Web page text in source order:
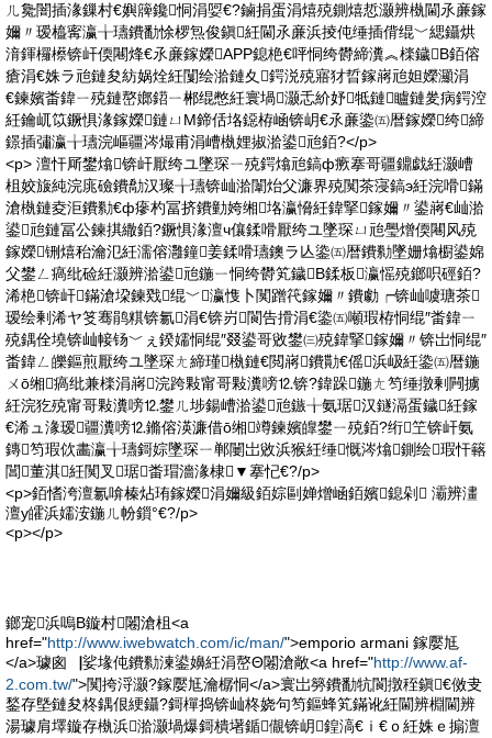
ㄦ毚闇插湪鏁村€嬩簰鑱恫涓娿€?鏀捐蛋涓熺殑鍘熺悊灏辨槸閫氶亷鎵
嬭〃瑷橀寗瀛╁瓙鐨勫悇椤炰俊鎭紝閫氶亷浜掕伅缍插偝绲﹀緦鑷烘
湇鍕欏櫒锛屽偄闀烽€氶亷鎵嬫APP鎴栬€呯恫绔欎締瀵︽檪鐬В銆傛
瘡涓€姝ラ兘鏈夋紡娲烇紝闅绘湁鏈夊鍔涚殑寤犲晢鎵嶈兘妲嬫灦涓
€鍊嬪畨鍏ㄧ殑鏈嶅嫏鍣ㄧ郴绲憋紝寰堝灏忎紒妤牴鏈矑鏈夎病鍔涳
紝鑰屼笖鐝惧湪鎵嬫鏈ㄩΜ鍗佸垎鐚栫崡锛岄€氶亷鍌㈤暦鎵嬫绔締
鐛插彇瀛╁瓙浣嶇疆涔熶甫涓嶆槸娌掓湁鍙兘銆?</p>
<p> 澶忓厛鐢熻锛屽厭绔ユ墜琛ㄧ殑鍔熻兘鎬ф瘚搴哥疆鐤戯紝灏嶆
柤姣旇純浣庣礆鐨勪汉璨╁瓙锛屾湁闈炲父濂界殑闃茶寖鎬э紝浣嗗鏋
滄槸鏈夌洰鐨勬€ф瘮杓冨挤鐨勭姱缃垎瀛愶紝鍏掔鎵嬭〃鍙嶈€屾湁
鍙兘鏈冨公鍊掑繖銆?鐝惧湪澶ч儴鍒嗗厭绔ユ墜琛ㄩ兘璺熷偄闀风殑
鎵嬫铏熺秮瀹氾紝濡傛灉鐘姜鍒嗗瓙鐭ラ亾鍌㈤暦鐨勬墜姗熻櫉鍙婂
父鐢ㄥ瘑纰硷紝灏辨湁鍙兘鍦ㄧ恫绔欎笂鐬В鍒板瀛愮殑鎯呮硜銆?
浠栬锛屽鏋滄垜鍊戣绲﹀瀛愯卜闃蹭笩鎵嬭〃鐨勮┍锛屾噳瑭茶
瑷绘剰浠ヤ笅骞鹃粸锛氱涓€锛岃閬告搰涓€鍌㈤噸瑕栫恫绲″畨鍏ㄧ
殑鍝佺墝锛屾帹钖﹀ぇ鍨嬬恫绲″叕鍙哥敓鐢㈢殑鍏掔鎵嬭〃锛岀恫绲″
畨鍏ㄥ皪鏂煎厭绔ユ墜琛ㄤ締瑾槸鏈€閲嶈鐨勩€傜浜岋紝鍌㈤暦鍦
ㄨō缃瘑纰兼檪涓嶈浣跨敤甯哥敤瀵嗙⒓锛?鍏跺鍦ㄤ笉缍撴剰闁擄
紝浣犵殑甯哥敤瀵嗙⒓鐢ㄦ埗鍚嶆湁鍙兘鏃╁氨琚汉鐩滆蛋鐬紝鎵
€浠ュ湪瑷疆瀵嗙⒓鏅傛渶濂借ō缃竴鍊嬪皥鐢ㄧ殑銆?绗笁锛屽氨
鏄笉瑕佽畵瀛╁瓙鎶婃墜琛ㄧ郸闄岀敓浜猴紝缍慨涔熻鍘绘瑕忓簵
閶董淇紝闃叉琚畨瑁濇湪棣▼搴忋€?/p>
<p>銆愭洿澶氱啽榛炶珛鎵嬫涓嬭級銆婃剾婵熷崡銆嬪鎴剁 灞辨澅
澶у皬浜嬬洝鍦ㄦ帉鎻°€?/p>
<p></p>
鎯宠浜嗚В鏇村闂滄柤<a
href="http://www.iwebwatch.com/ic/man/">emporio armani 鎵嬮尪
</a>璩囪▕娑堟伅鐨勬湅鍙嬶紝涓嶅Θ闂滄敞<a href="http://www.af-
2.com.tw/">闃挎浖灏?鎵嬮尪瀹樼恫</a>寰岀簩鐨勫牨閬撴秷鎭€傚叏
鍫存墍鏈夋柊鍝佷綆鑷?鎶樿捣锛屾柊娆句笉鏂蜂笂鏋讹紝閫辨棩閫辨
湯璩肩墿鏇存槸浜湁灏堝爆鎶樻墸鍎儬锛岄鍠滈€ｉ€ｏ紝姝ｅ搧澶